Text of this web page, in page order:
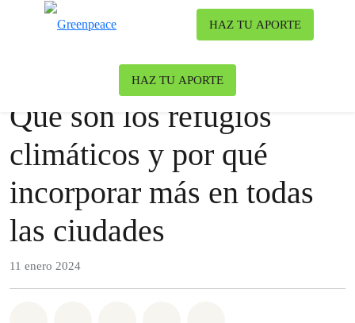
HAZ TU APORTE
HAZ TU APORTE
Clima y Energía |
Qué son los refugios
climáticos y por qué
incorporar más en todas
las ciudades
11 enero 2024